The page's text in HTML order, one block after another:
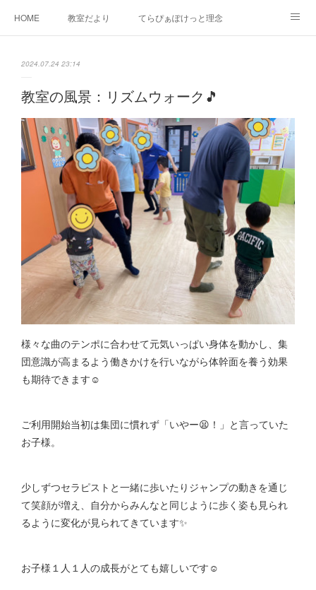
HOME 教室だより てらぴぁぽけっと理念
2024.07.24 23:14
教室の風景：リズムウォーク🎵
様々な曲のテンポに合わせて元気いっぱい身体を動かし、集
団意識が高まるよう働きかけを行いながら体幹面を養う効果
も期待できます☺
ご利用開始当初は集団に慣れず「いやー😫！」と言っていた
お子様。
少しずつセラピストと一緒に歩いたりジャンプの動きを通じ
て笑顔が増え、自分からみんなと同じように歩く姿も見られ
るように変化が見られてきています✨
お子様１人１人の成長がとても嬉しいです☺